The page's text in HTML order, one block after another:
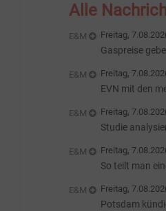
zur
Alle
E&M Freitag,
Gaspreise
E&M Freitag,
EVN mit den
E&M Freitag,
Studie
E&M Freitag,
So teilt man
E&M Freitag,
Potsdam